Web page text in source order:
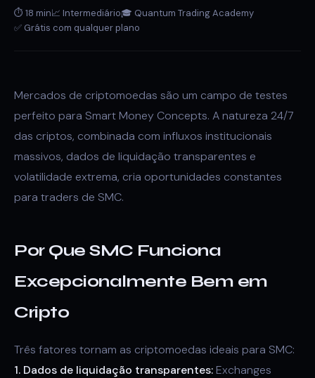
⏱ 18 min📈 Intermediário🎓 Quantum Trading Academy
✅ Grátis com qualquer plano
Mercados de criptomoedas são um campo de testes
perfeito para Smart Money Concepts. A natureza 24/7
das criptos, combinada com influxos institucionais
massivos, dados de liquidação transparentes e
volatilidade extrema, cria oportunidades constantes
para traders de SMC.
Por Que SMC Funciona
Excepcionalmente Bem em
Cripto
Três fatores tornam as criptomoedas ideais para SMC:
1. Dados de liquidação transparentes:Exchanges